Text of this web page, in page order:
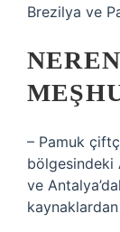
Brezilya ve
– Pamuk
bölgesindeki
ve